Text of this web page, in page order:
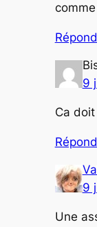
comme
9
Ca
9
Une